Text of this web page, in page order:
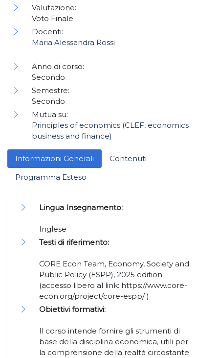
Informazioni Generali
Contenuti
Programma Esteso
Lingua Insegnamento:
Inglese
Testi di riferimento:
CORE Econ Team, Economy, Society and
Public Policy (ESPP), 2025 edition
(accesso libero al link: https://www.core-
econ.org/project/core-espp/ )
Obiettivi formativi:
Il corso intende fornire gli strumenti di
base della disciplina economica, utili per
la comprensione della realtà circostante
Valutazione:
Voto Finale
Docenti:
Maria Alessandra Rossi
Anno di corso:
Secondo
Semestre:
Secondo
Mutua su:
Principles of economics (CLEF, economics
business and finance)